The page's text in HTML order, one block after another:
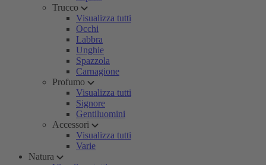
Trucco
Visualizza tutti
Occhi
Labbra
Unghie
Spazzola
Carnagione
Profumo
Visualizza tutti
Signore
Gentiluomini
Accessori
Visualizza tutti
Varie
Natura